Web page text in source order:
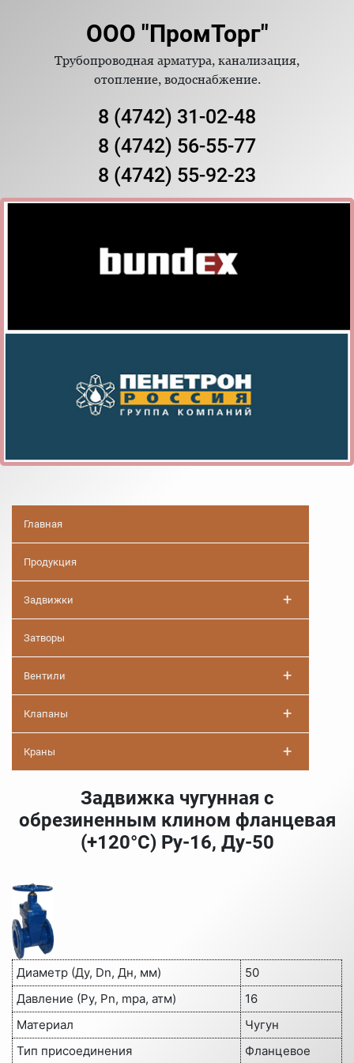
ООО "ПромТорг"
Трубопроводная арматура, канализация,
отопление, водоснабжение.
8 (4742) 31-02-48
8 (4742) 56-55-77
8 (4742) 55-92-23
Главная
Продукция
Задвижки +
Затворы
Вентили +
Клапаны +
Краны +
Задвижка чугунная с
обрезиненным клином фланцевая
(+120°С) Ру-16, Ду-50
Диаметр (Ду, Dn, Дн, мм)
50
Давление (Ру, Pn, mpa, атм)
16
Материал
Чугун
Тип присоединения
Фланцевое